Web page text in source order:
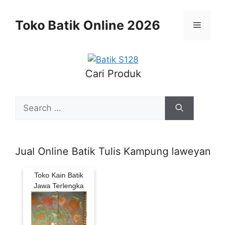
contentToko Batik Online 2026 Menu
Cari Produk
for:
Jual Online Batik Tulis Kampung laweyan
Toko Kain Batik
Jawa Terlengka